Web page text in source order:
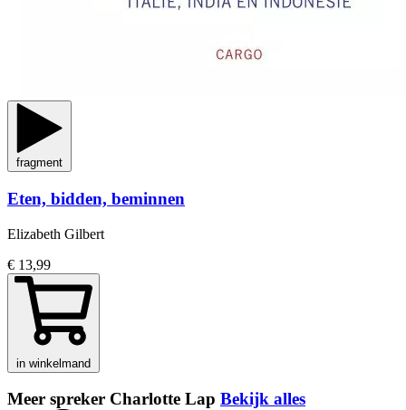
fragment
Eten, bidden, beminnen
Elizabeth Gilbert
€ 13,99
in winkelmand
Meer spreker Charlotte Lap Bekijk alles